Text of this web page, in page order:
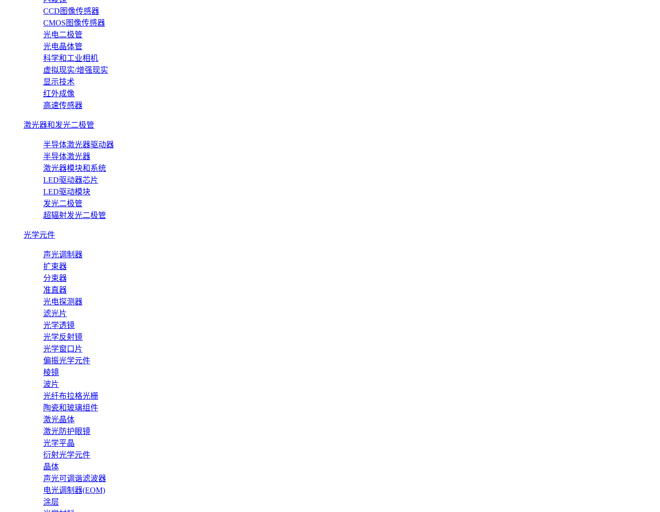
CCD图像传感器
CMOS图像传感器
光电二极管
光电晶体管
科学和工业相机
虚拟现实/增强现实
显示技术
红外成像
高速传感器
激光器和发光二极管
半导体激光器驱动器
半导体激光器
激光器模块和系统
LED驱动器芯片
LED驱动模块
发光二极管
超辐射发光二极管
光学元件
声光调制器
扩束器
分束器
准直器
光电探测器
滤光片
光学透镜
光学反射镜
光学窗口片
偏振光学元件
棱镜
波片
光纤布拉格光栅
陶瓷和玻璃组件
激光晶体
激光防护眼镜
光学平晶
衍射光学元件
晶体
声光可调谐滤波器
电光调制器(EOM)
涂层